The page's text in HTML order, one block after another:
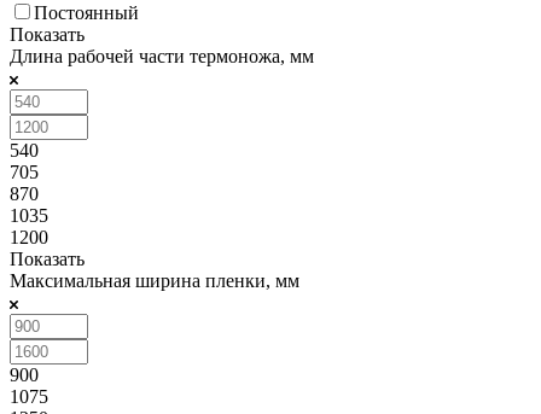
Постоянный
Показать
Длина рабочей части термоножа, мм
540
705
870
1035
1200
Показать
Максимальная ширина пленки, мм
900
1075